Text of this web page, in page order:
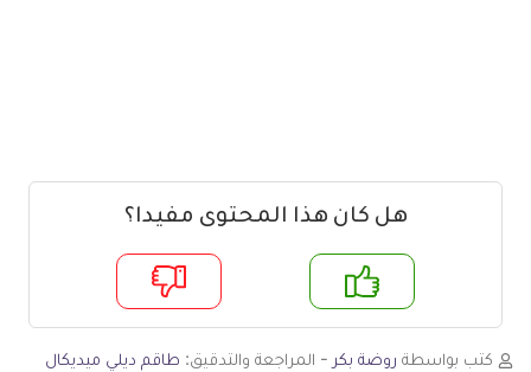
هل كان هذا المحتوى مفيدا؟
لا
كتب بواسطة روضة بكر - المراجعة والتدقيق: طاقم ديلي ميديكال